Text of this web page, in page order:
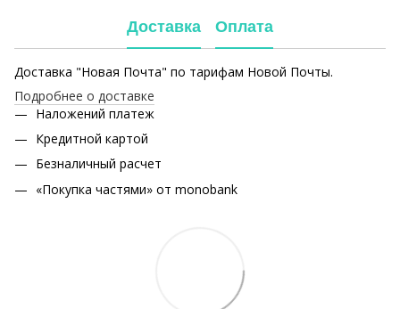
Доставка Оплата
Доставка "Новая Почта" по тарифам Новой Почты.
Подробнее о доставке
Наложений платеж
Кредитной картой
Безналичный расчет
«Покупка частями» от monobank